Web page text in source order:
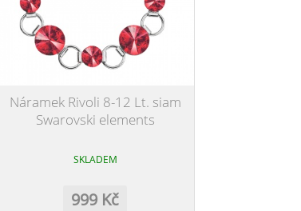
Náramek Rivoli 8-12 Lt. siam
Swarovski elements
SKLADEM
999 Kč